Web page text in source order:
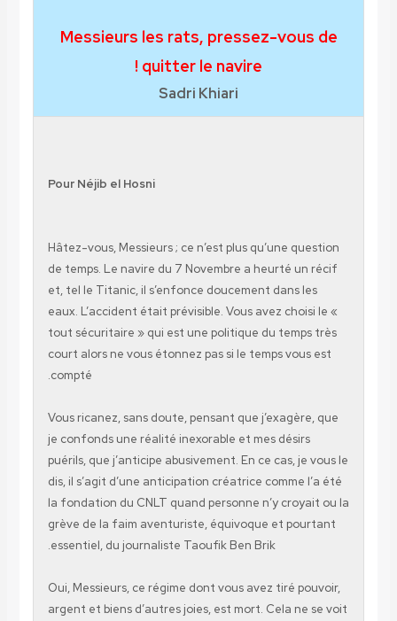
Messieurs les rats, pressez-
quitter le navire !
Pour Néjib el Hosni
Hâtez-vous, Messieurs ; ce n’est plus qu’une
de temps. Le navire du 7 Novembre a heurté
et, tel le Titanic, il s’enfonce doucement dans
eaux. L’accident était prévisible. Vous avez
tout sécuritaire » qui est une politique du
court alors ne vous étonnez pas si le temps
Vous ricanez, sans doute, pensant que
je confonds une réalité inexorable et mes désirs
puérils, que j’anticipe abusivement. En ce cas,
dis, il s’agit d’une anticipation créatrice comme
la fondation du CNLT quand personne n’y
grève de la faim aventuriste, équivoque et
essentiel, du journaliste Taoufik Ben Brik.
Oui, Messieurs, ce régime dont vous avez tiré
argent et biens d’autres joies, est mort. Cela